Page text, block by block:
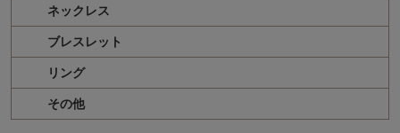
ネックレス
ブレスレット
リング
その他